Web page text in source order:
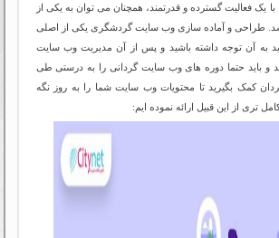
یک فعالیت گسترده و قدرتمند، همچنان می توان به یکی از
شد. طراحی و آماده سازی وب سایت گردشگری یکی از اصلی
به آن توجه داشته باشید و پس از آن مدیریت وب سایت
باید حتما دوره های وب سایت گردانی را به درستی طی
کمک بگیرید تا محتویات وب سایت شما را به روز نگه
تری از این قبیل ارائه نموده ایم: